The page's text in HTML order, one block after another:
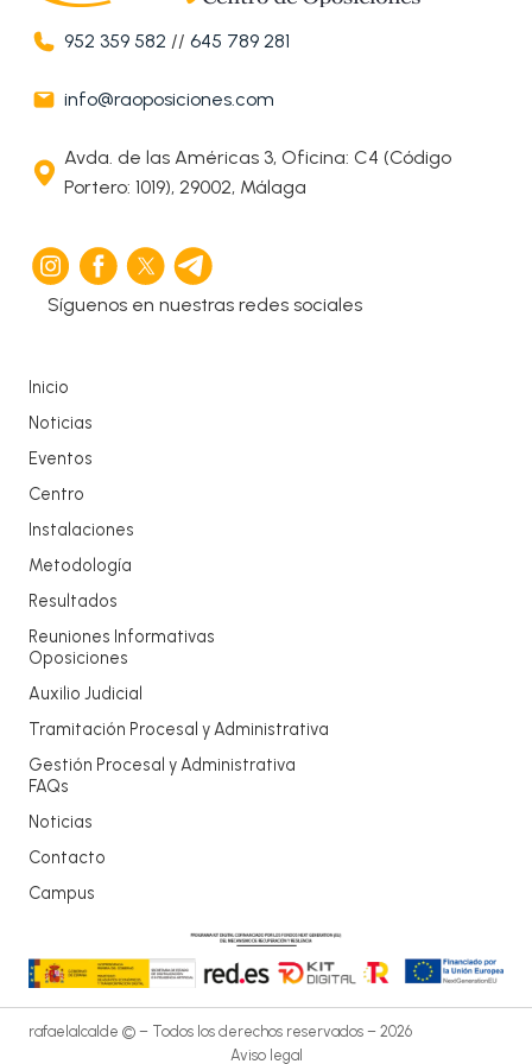
952 359 582 //645 789 281
info@raoposiciones.com
Avda. de las Américas 3, Oficina: C4 (Código
Portero: 1019), 29002, Málaga
Síguenos en nuestras redes sociales
Inicio
Noticias
Eventos
Centro
Instalaciones
Metodología
Resultados
Reuniones Informativas
Oposiciones
Auxilio Judicial
Tramitación Procesal y Administrativa
Gestión Procesal y Administrativa
FAQs
Noticias
Contacto
Campus
rafaelalcalde © – Todos los derechos reservados – 2026
Aviso legal